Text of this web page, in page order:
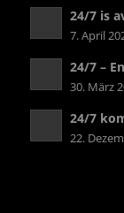
24/7 is
7. April
24/7 –
30. März
24/7
22.